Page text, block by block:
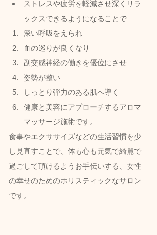
ストレスや疲労を軽減させ深くリラ
ックスできるようになることで
深い呼吸をえられ
血の巡りが良くなり
副交感神経の働きを優位にさせ
姿勢が整い
しっとり弾力のある肌へ導く
健康と美容にアプローチするアロマ
マッサージ施術です。
食事やエクササイズなどの生活習慣を少
し見直すことで、体も心も元気で綺麗で
過ごして頂けるようお手伝いする、女性
の幸せのためのホリスティックなサロン
です。